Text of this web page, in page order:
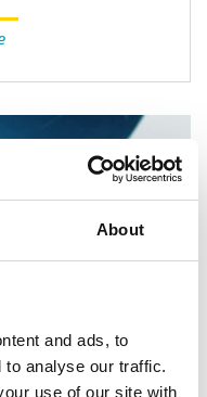
About
and ads, to
to analyse our traffic.
use of our site with